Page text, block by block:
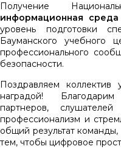
Получение
информационная среда
уровень подготовки
Бауманского учебного
профессионального
безопасности.
Поздравляем коллектив
наградой!
партнеров,
профессионализм и
общий результат
тем, чтобы цифровое